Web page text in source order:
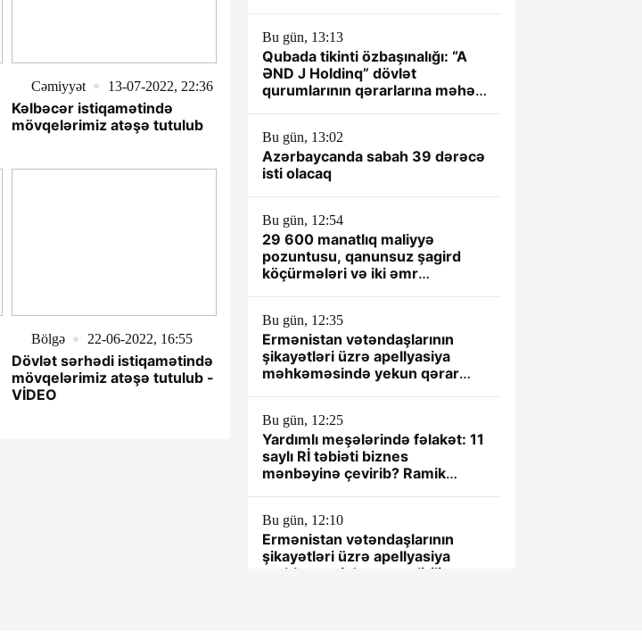
Cəmiyyət 13-07-2022, 22:36
Kəlbəcər istiqamətində
mövqelərimiz atəşə tutulub
Bölgə 22-06-2022, 16:55
Dövlət sərhədi istiqamətində
mövqelərimiz atəşə tutulub -
VİDEO
Bu gün, 13:13
Qubada tikinti özbaşınalığı: “A
ƏND J Holdinq” dövlət
qurumlarının qərarlarına məhəl
Bu gün, 13:02
Azərbaycanda sabah 39 dərəcə
isti olacaq
Bu gün, 12:54
29 600 manatlıq maliyyə
pozuntusu, qanunsuz şagird
köçürmələri və iki əmr
Bu gün, 12:35
Ermənistan vətəndaşlarının
şikayətləri üzrə apellyasiya
məhkəməsində yekun qərar
Bu gün, 12:25
Yardımlı meşələrində fəlakət: 11
saylı Rİ təbiəti biznes
mənbəyinə çevirib? Ramik
Bu gün, 12:10
Ermənistan vətəndaşlarının
şikayətləri üzrə apellyasiya
məhkəməsi davam etdirilir